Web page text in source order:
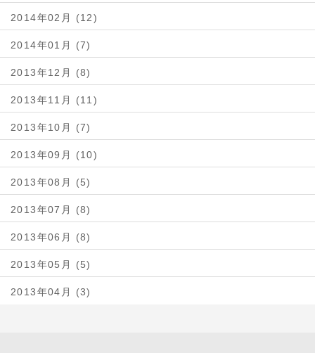
2014年02月 (12)
2014年01月 (7)
2013年12月 (8)
2013年11月 (11)
2013年10月 (7)
2013年09月 (10)
2013年08月 (5)
2013年07月 (8)
2013年06月 (8)
2013年05月 (5)
2013年04月 (3)